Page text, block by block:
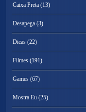
Caixa Preta (13)
Desapega (3)
Dicas (22)
Filmes (191)
Games (67)
Mostra Eu (25)